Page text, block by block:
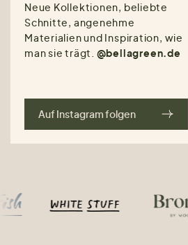
Neue Kollektionen, beliebte
Schnitte, angenehme
Materialien und Inspiration, wie
man sie trägt. @bellagreen.de
Auf Instagram folgen